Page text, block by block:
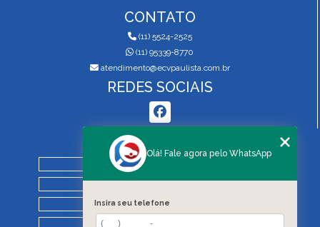
CONTATO
(11) 5524-2525
(11) 95339-8770
atendimento@ecvpaulista.com.br
REDES SOCIAIS
MENU
QUEM SOMOS
SERVIÇOS
BLOG
Olá! Fale agora pelo WhatsApp
Insira seu telefone